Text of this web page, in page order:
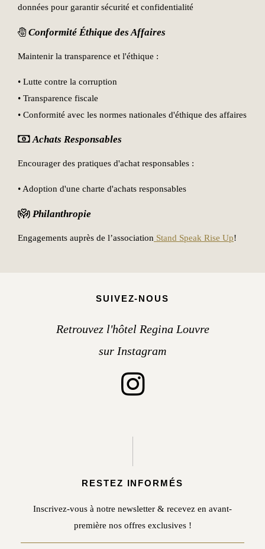
données pour garantir sécurité et confidentialité
Conformité Éthique des Affaires
Maintenir la transparence et l'éthique :
• Lutte contre la corruption
• Transparence fiscale
• Conformité avec les normes nationales d'éthique des affaires
Achats Responsables
Encourager des pratiques d'achat responsables :
• Adoption d'une charte d'achats responsables
Philanthropie
Engagements auprès de l’association Stand Speak Rise Up!
SUIVEZ-NOUS
Retrouvez l'hôtel Regina Louvre
sur Instagram
RESTEZ INFORMÉS
Inscrivez-vous à notre newsletter & recevez en avant-
première nos offres exclusives !